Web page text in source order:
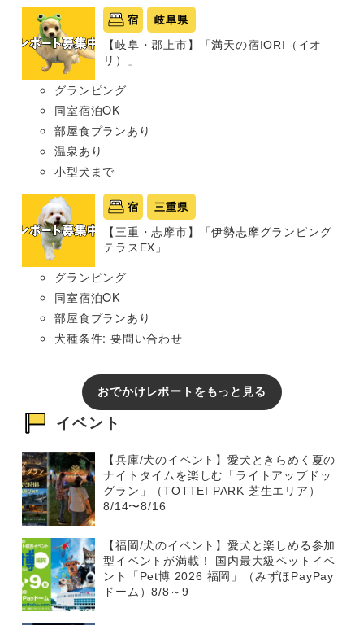
宿 岐阜県
【岐阜・郡上市】「満天の宿IORI（イオ
リ）」
グランピング
同室宿泊OK
部屋食プランあり
温泉あり
小型犬まで
宿 三重県
【三重・志摩市】「伊勢志摩グランピング
テラスEX」
グランピング
同室宿泊OK
部屋食プランあり
犬種条件: 要問い合わせ
おでかけレポートをもっと見る
イベント
【兵庫/犬のイベント】愛犬ときらめく夏の
ナイトタイムを楽しむ「ライトアップドッ
グラン」（TOTTEI PARK 芝生エリア）
8/14〜8/16
【福岡/犬のイベント】愛犬と楽しめる参加
型イベントが満載！ 国内最大級ペットイベ
ント「Pet博 2026 福岡」（みずほPayPay
ドーム）8/8～9